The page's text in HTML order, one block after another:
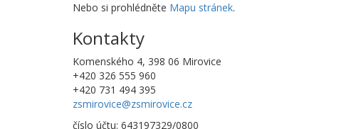
Nebo si prohlédněte Mapu stránek.
Kontakty
Komenského 4, 398 06 Mirovice
+420 326 555 960
+420 731 494 395
zsmirovice@zsmirovice.cz
číslo účtu: 643197329/0800